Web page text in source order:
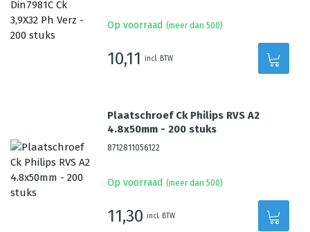
Op voorraad (meer dan 500)
10,11 incl. BTW
Plaatschroef Ck Philips RVS A2
4.8x50mm - 200 stuks
8712811056122
Op voorraad (meer dan 500)
11,30 incl. BTW